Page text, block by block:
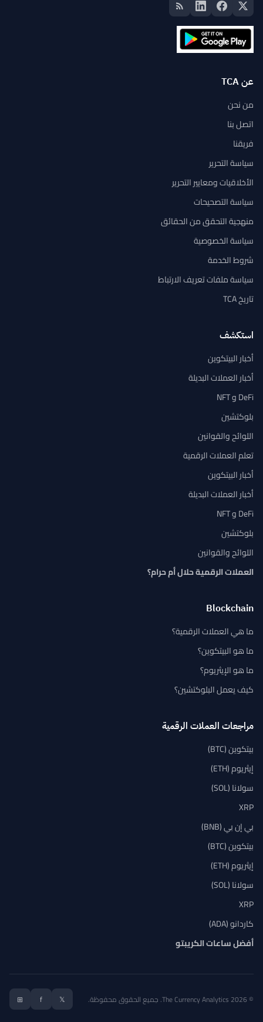
عن TCA
من نحن
اتصل بنا
فريقنا
سياسة التحرير
الأخلاقيات ومعايير التحرير
سياسة التصحيحات
منهجية التحقق من الحقائق
سياسة الخصوصية
شروط الخدمة
سياسة ملفات تعريف الارتباط
تاريخ TCA
استكشف
أخبار البيتكوين
أخبار العملات البديلة
DeFi و NFT
بلوكتشين
اللوائح والقوانين
تعلم العملات الرقمية
أخبار البيتكوين
أخبار العملات البديلة
DeFi و NFT
بلوكتشين
اللوائح والقوانين
العملات الرقمية حلال أم حرام؟
Blockchain
ما هي العملات الرقمية؟
ما هو البيتكوين؟
ما هو الإيثريوم؟
كيف يعمل البلوكتشين؟
مراجعات العملات الرقمية
بيتكوين (BTC)
إيثريوم (ETH)
سولانا (SOL)
XRP
بي إن بي (BNB)
بيتكوين (BTC)
إيثريوم (ETH)
سولانا (SOL)
XRP
كاردانو (ADA)
أفضل ساعات الكريبتو
© 2026 The Currency Analytics. جميع الحقوق محفوظة. 𝕏
f
⊞